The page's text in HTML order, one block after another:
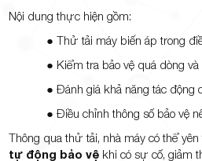
Nội dung thực hiện gồm:
● Thử tải máy biến áp trong
● Kiểm tra bảo vệ quá dòng và
● Đánh giá khả năng tác động
● Điều chỉnh thông số bảo vệ
Thông qua thử tải, nhà máy có thể
tự động bảo vệ khi có sự cố, giảm